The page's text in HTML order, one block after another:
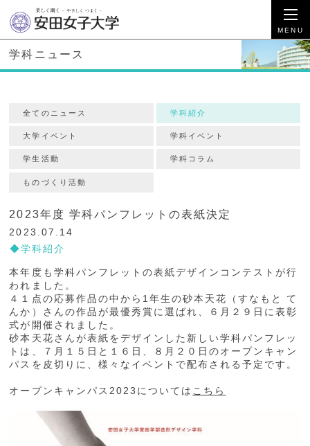
学科ニュース
全てのニュース 学科紹介
大学イベント 学科イベント
学生活動 学科コラム
ものづくり活動
2023年度 学科パンフレットの表紙決定
2023.07.14
学科紹介
本年度も学科パンフレットの表紙デザインコンテストが行
われました。
４１点の応募作品の中から1年生の砂本天花（すなもと て
んか）さんの作品が最優秀賞に選ばれ、６月２９日に表彰
式が開催されました。
砂本天花さんが表紙をデザインした新しい学科パンフレッ
トは、７月１５日と１６日、８月２０日のオープンキャン
パスを皮切りに、様々なイベントで配布される予定です。
オープンキャンパス2023については こちら